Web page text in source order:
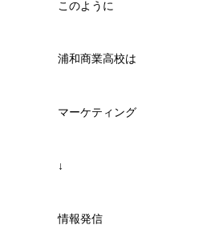
このように
浦和商業高校は
マーケティング
↓
情報発信